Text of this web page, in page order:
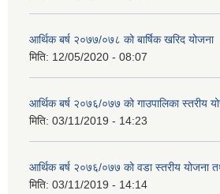
आर्थिक बर्ष २०७७/०७८ को बार्षिक खरिद योजना
मिति: 12/05/2020 - 08:07
आर्थिक बर्ष २०७६/०७७ को गाउपालिका स्तरीय
मिति: 03/11/2019 - 14:23
आर्थिक बर्ष २०७६/०७७ को वडा स्तरीय योजना
मिति: 03/11/2019 - 14:14